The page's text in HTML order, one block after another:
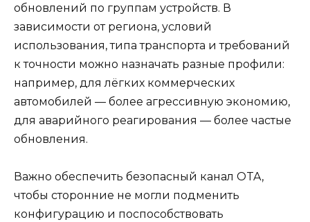
обновлений по группам устройств. В
зависимости от региона, условий
использования, типа транспорта и требований
к точности можно назначать разные профили:
например, для лёгких коммерческих
автомобилей — более агрессивную экономию,
для аварийного реагирования — более частые
обновления.
Важно обеспечить безопасный канал OTA,
чтобы сторонние не могли подменить
конфигурацию и поспособствовать